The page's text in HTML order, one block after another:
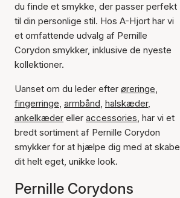
du finde et smykke, der passer perfekt
til din personlige stil. Hos A-Hjort har vi
et omfattende udvalg af Pernille
Corydon smykker, inklusive de nyeste
kollektioner.
Uanset om du leder efter øreringe,
fingerringe, armbånd, halskæder,
ankelkæder eller accessories, har vi et
bredt sortiment af Pernille Corydon
smykker for at hjælpe dig med at skabe
dit helt eget, unikke look.
Pernille Corydons